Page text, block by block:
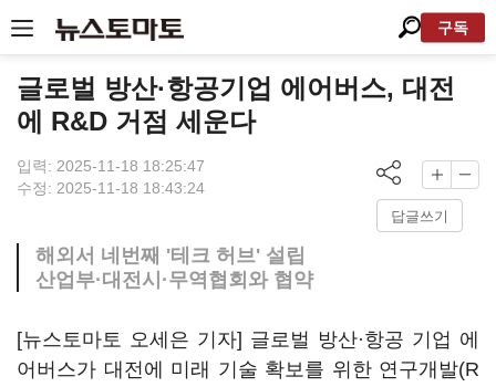
구독
글로벌 방산·항공기업 에어버스, 대전
에 R&D 거점 세운다
입력: 2025-11-18 18:25:47
수정: 2025-11-18 18:43:24
답글쓰기
해외서 네번째 '테크 허브' 설립
산업부·대전시·무역협회와 협약
[뉴스토마토 오세은 기자] 글로벌 방산·항공 기업 에
어버스가 대전에 미래 기술 확보를 위한 연구개발(R